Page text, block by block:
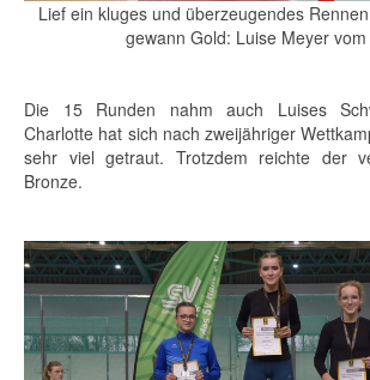
Lief ein kluges und überzeugendes
gewann Gold: Luise Meyer vom
Die 15 Runden nahm auch Luises
Charlotte hat sich nach zweijähriger
sehr viel getraut. Trotzdem reichte der
Bronze.